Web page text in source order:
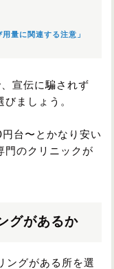
量に関連する注意」
宣伝に騙されず
ましょう。
台〜とかなり安い
門のクリニックが
グがあるか
ングがある所を選